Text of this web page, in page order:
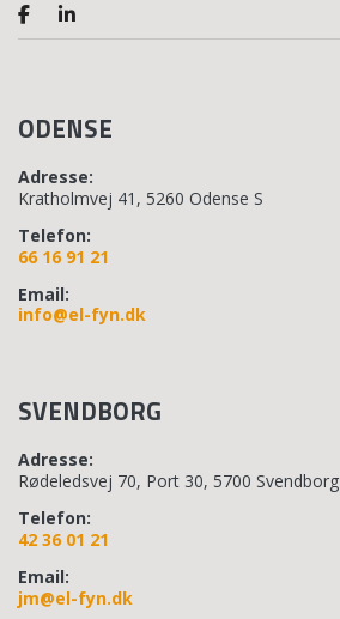
ODENSE
Adresse:
Kratholmvej 41, 5260 Odense S
Telefon:
66 16 91 21
Email:
info@el-fyn.dk
SVENDBORG
Adresse:
Rødeledsvej 70, Port 30, 5700 Svendborg
Telefon:
42 36 01 21
Email:
jm@el-fyn.dk